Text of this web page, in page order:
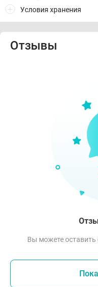
Условия хранения
Отзывы
Вы можете оставить